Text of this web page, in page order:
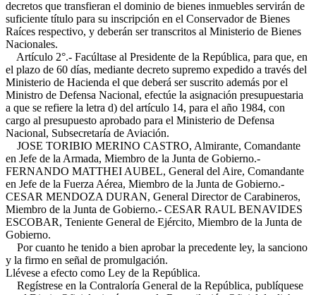
decretos que transfieran el dominio de bienes inmuebles servirán de
suficiente título para su inscripción en el Conservador de Bienes
Raíces respectivo, y deberán ser transcritos al Ministerio de Bienes
Nacionales.
Artículo 2°.- Facúltase al Presidente de la República, para que, en
el plazo de 60 días, mediante decreto supremo expedido a través del
Ministerio de Hacienda el que deberá ser suscrito además por el
Ministro de Defensa Nacional, efectúe la asignación presupuestaria
a que se refiere la letra d) del artículo 14, para el año 1984, con
cargo al presupuesto aprobado para el Ministerio de Defensa
Nacional, Subsecretaría de Aviación.
JOSE TORIBIO MERINO CASTRO, Almirante, Comandante
en Jefe de la Armada, Miembro de la Junta de Gobierno.-
FERNANDO MATTHEI AUBEL, General del Aire, Comandante
en Jefe de la Fuerza Aérea, Miembro de la Junta de Gobierno.-
CESAR MENDOZA DURAN, General Director de Carabineros,
Miembro de la Junta de Gobierno.- CESAR RAUL BENAVIDES
ESCOBAR, Teniente General de Ejército, Miembro de la Junta de
Gobierno.
Por cuanto he tenido a bien aprobar la precedente ley, la sanciono
y la firmo en señal de promulgación.
Llévese a efecto como Ley de la República.
Regístrese en la Contraloría General de la República, publíquese